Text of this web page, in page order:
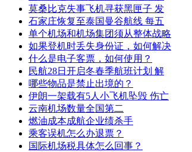
莫桑比克失事飞机寻获黑匣子 发
石家庄恢复至泰国曼谷航线 每五
单个机场和机场集团须从整体战略
如果登机时丢失身份证，如何解决
什么是电子客票，如何使用？
民航28日开启冬春季航班计划 解
哪些物品是禁止出境的？
伊朗一架载有5人小飞机坠毁 伤亡
云南机场数量全国第二
燃油成本成航企业绩杀手
乘客误机怎么办退票？
国际机场税具体怎么回事？